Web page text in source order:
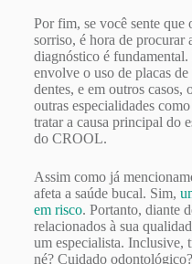
Por fim, se você sente que
sorriso, é hora de procurar
diagnóstico é
envolve o uso de placas
dentes, e em outros casos,
outras especialidades
tratar a causa principal do
do CROOL.
Assim como já
afeta a saúde bucal. Sim,
em risco. Portanto, diante
relacionados à sua
um especialista. Inclusive,
né? Cuidado